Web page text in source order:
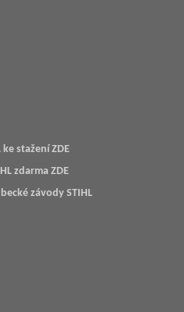
stažení ZDE
zdarma ZDE
závody STIHL